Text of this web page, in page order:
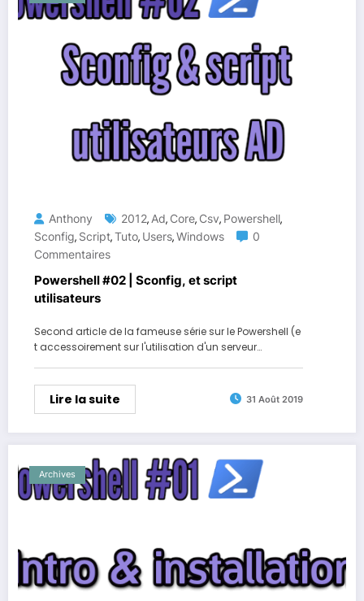
Anthony 2012, Ad, Core, Csv, Powershell,
Sconfig, Script,Tuto, Users,Windows
0
Commentaires
Powershell #02 | Sconfig, et script
utilisateurs
Second article de la fameuse série sur le Powershell (e
t accessoirement sur l'utilisation d'un serveur…
Lire la suite 31 Août 2019
Archives